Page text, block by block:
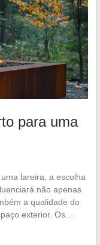
para uma
lareira, a escolha
não apenas
a qualidade do
exterior. Os…